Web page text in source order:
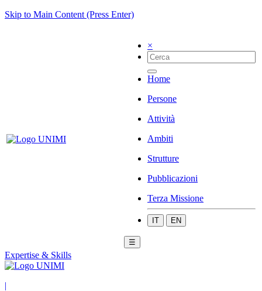
Skip to Main Content (Press Enter)
×
Home
Persone
Attività
Ambiti
Strutture
Pubblicazioni
Terza Missione
IT EN
☰
Expertise & Skills
|